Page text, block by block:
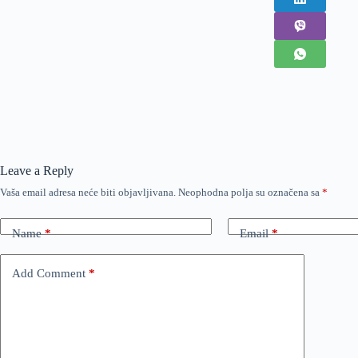
Leave a Reply
Vaša email adresa neće biti objavljivana. Neophodna polja su označena sa *
Name* Email*
Add Comment *